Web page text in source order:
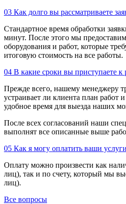
03 Как долго вы рассматриваете
Стандартное время обработки
минут. После этого мы
оборудования и работ, которые
итоговую стоимость на все работы.
04 В какие сроки вы приступаете к
Прежде всего, нашему менеджеру
устраивает ли клиента план работ
удобное время для выезда наших
После всех согласований наши
выполнят все описанные выше
05 Как я могу оплатить ваши
Оплату можно произвести как
лиц), так и по счету, который мы
лиц).
Все вопросы